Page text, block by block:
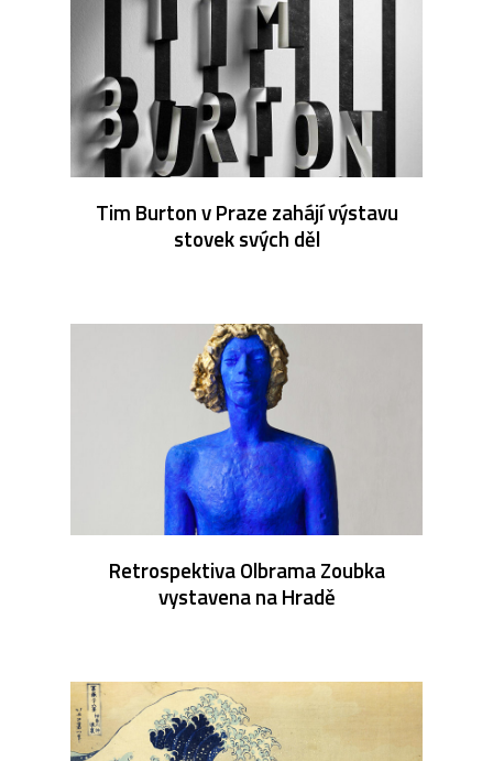
Tim Burton v Praze zahájí výstavu
stovek svých děl
Retrospektiva Olbrama Zoubka
vystavena na Hradě